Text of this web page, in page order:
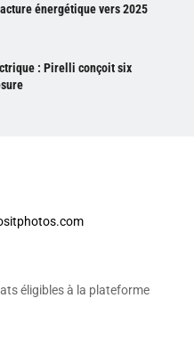
énergétique vers 2025
: Pirelli conçoit six
éligibles à la plateforme